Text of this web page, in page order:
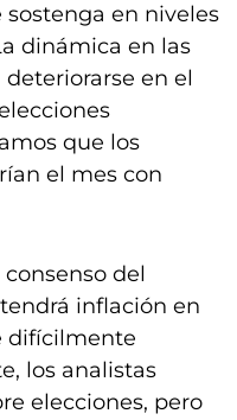
en niveles
dinámica en las
en el
que los
el mes con
del
inflación en
difícilmente
los analistas
elecciones, pero